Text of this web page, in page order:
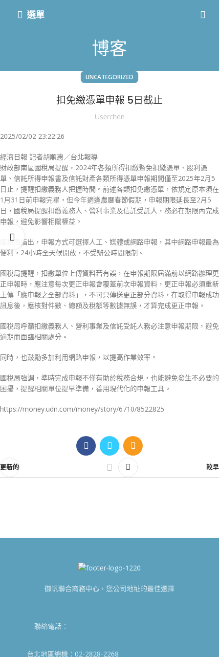
選單
博客
UNCATEGORIZED
扣免繳憑單申報 5日截止
Userchen
2025/02/02 23:22:26
經濟日報 記者胡順惠／台北報導
財政部南區國稅局提醒，2024年各類所得扣繳暨免扣繳憑單、股利憑
單、信託所得申報書及信託財產各類所得憑單申報期間僅至2025年2月5
日止，提醒扣繳義務人把握時間。前述各類扣免繳憑單，依規定原本須在
1月31日前申報完畢，但今年適逢農曆春節假期，申報期限延長至2月5
日，國稅局提醒扣繳義務人、營利事業及信託受託人，務必在期限內完成
申報，避免影響相關權益。
國稅局指出，申報方式可選擇人工、媒體或網路申報，其中網路申報最為
便利，24小時全天候開放，不受辦公時間限制。
國稅局提醒，扣繳單位上傳資料若有誤，在申報期限屆滿前以網路辦理更
正申報時，應注意每次更正申報會覆蓋前次申報資料，更正申報必須重新
上傳「應申報之全部資料」，不可只傳送更正部分資料，在取得申報成功
訊息後，應核對件數、總額及稅額等數據無誤，才算完成更正申報。
國稅局呼籲扣繳義務人、營利事業及信託受託人務必注意申報期限，避免
逾期而面臨相關處分。
同時，也鼓勵多加利用網路申報，以提高作業效率。
國稅局強調，準時完成申報不僅有助於稅務合規，也能避免發生不必要的
困擾，提醒相關單位提早準備，善用現代化的申報工具。
https://money.udn.com/money/story/6710/8522825
更新的 較早
御帆聯合商務中心，您公司地址的最佳選擇
聯絡電話：
台北地區總機：02-2828-2268